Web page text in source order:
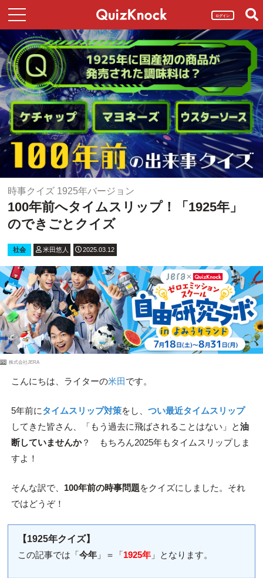
ログイン
時事クイズ 1925年バージョン
100年前へタイムスリップ！「1925年」
のできごとクイズ
社会 米田悠人 2025.03.12
PR 株式会社JERA
こんにちは、ライターの米田です。
5年前にタイムスリップ対策をし、 つい最近タイムスリップ
してきた皆さん、「もう過去に飛ばされることはない」と油
断していませんか？ もちろん2025年もタイムスリップしま
すよ！
そんな訳で、 100年前の時事問題をクイズにしました。それ
ではどうぞ！
【1925年クイズ】
この記事では「今年」＝「1925年」となります。